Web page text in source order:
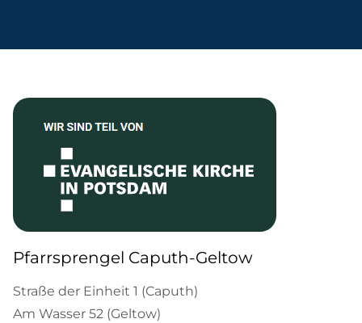
Pfarrsprengel Caputh-Geltow
Straße der Einheit 1 (Caputh)
Am Wasser 52 (Geltow)